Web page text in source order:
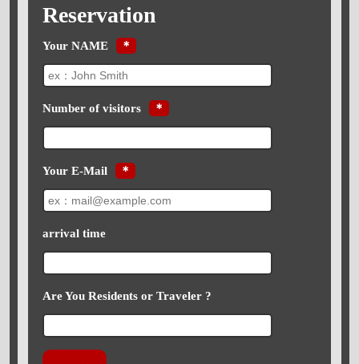
Reservation
Your NAME ＊
Number of visitors ＊
Your E-Mail ＊
arrival time
Are You Residents or Traveler ?